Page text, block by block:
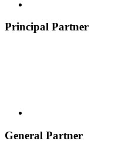
Principal Partner
General Partner